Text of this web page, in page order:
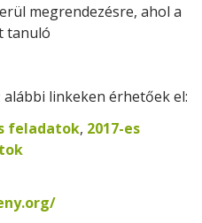
megrendezésre, ahol a
tanuló
linkeken érhetőek el:
feladatok, 2017-es